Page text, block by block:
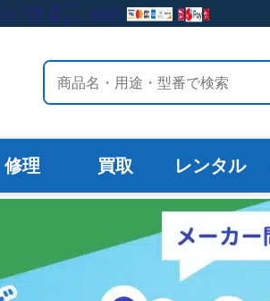
サイト内検索
修理 買取 レンタル